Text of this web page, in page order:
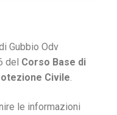
Gubbio Odv
del Corso Base di
Civile.
le informazioni